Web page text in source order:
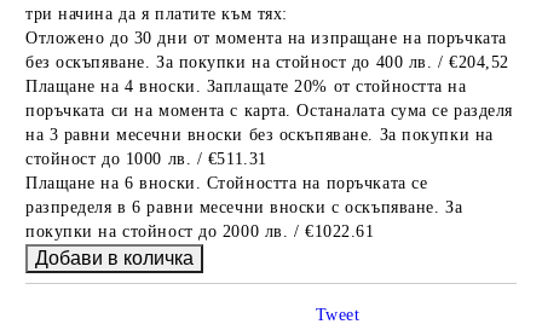
три начина да я платите към тях:
Отложено до 30 дни от момента на изпращане на поръчката
без оскъпяване. За покупки на стойност до 400 лв. / €204,52
Плащане на 4 вноски. Заплащате 20% от стойността на
поръчката си на момента с карта. Останалата сума се разделя
на 3 равни месечни вноски без оскъпяване. За покупки на
стойност до 1000 лв. / €511.31
Плащане на 6 вноски. Стойността на поръчката се
разпределя в 6 равни месечни вноски с оскъпяване. За
покупки на стойност до 2000 лв. / €1022.61
Tweet